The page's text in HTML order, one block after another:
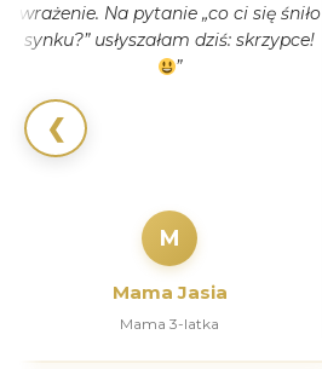
❮
wrażenie. Na pytanie „co ci się śniło
synku?” usłyszałam dziś: skrzypce!
”
M
Mama Jasia
Mama 3-latka